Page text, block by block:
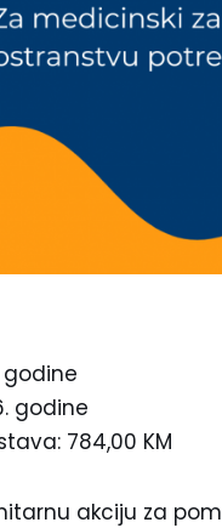
godine
godine
784,00 KM
akciju za